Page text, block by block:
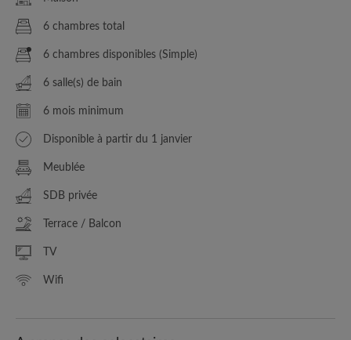
6 chambres total
6 chambres disponibles (Simple)
6 salle(s) de bain
6 mois minimum
Disponible à partir du 1 janvier
Meublée
SDB privée
Terrace / Balcon
TV
Wifi